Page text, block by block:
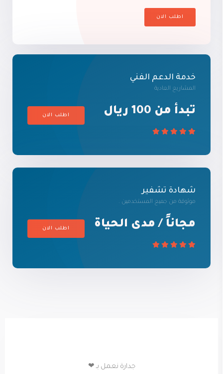
اطلب الان
خدمة الدعم الفني
المشاريع العادية
تبدأ من 100 ريال اطلب الان
شهادة تشفير
موثوقة من جميع المستخدمين .
مجاناً / مدى الحياة اطلب الان
جدارة نعمل بـ ❤